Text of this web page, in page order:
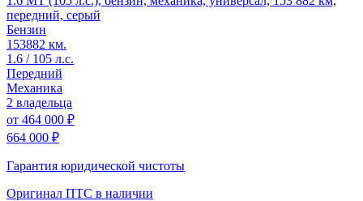
передний, серый
Бензин
153882 км.
1.6 / 105 л.с.
Передний
Механика
2 владельца
от 464 000 ₽
664 000 ₽
Гарантия юридической чистоты
Оригинал ПТС в наличии